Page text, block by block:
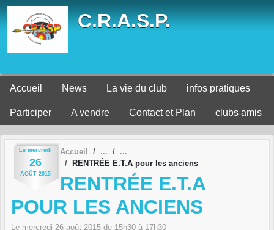
C.R.A.S.P.
Accueil News La vie du club infos pratiques
Participer A vendre Contact et Plan clubs amis
Le mercredi
26
AOÛT 2015
Accueil
RENTRÉE E.T.A pour les anciens
RENTRÉE E.T.A
POUR LES ANCIENS
Le mercredi 26 août 2015 de 15h30 à 17h30
Panneau de gestion des cookies